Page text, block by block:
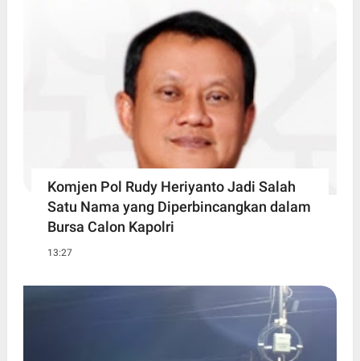
Komjen Pol Rudy Heriyanto Jadi Salah
Satu Nama yang Diperbincangkan dalam
Bursa Calon Kapolri
13:27